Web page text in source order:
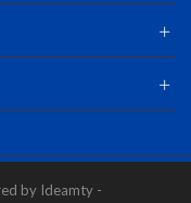
by Ideamty -